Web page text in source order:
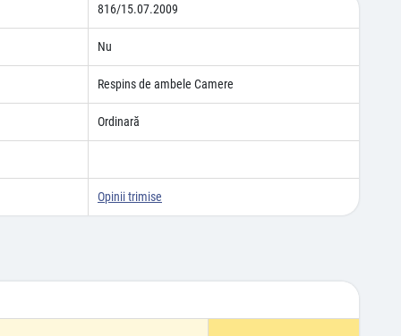
816/15.07.2009
Nu
Respins de ambele Camere
Ordinară
Opinii trimise